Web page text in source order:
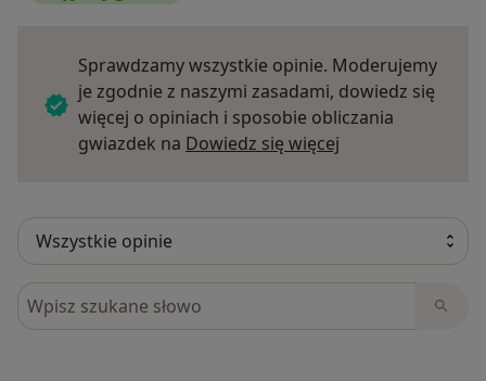
Sprawdzamy wszystkie opinie. Moderujemy
je zgodnie z naszymi zasadami, dowiedz się
więcej o opiniach i sposobie obliczania
gwiazdek na Dowiedz się więcej
Szukaj w opiniach